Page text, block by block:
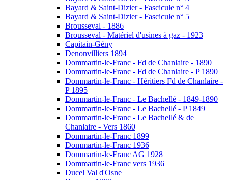
Bayard & Saint-Dizier - Fascicule n° 4
Bayard & Saint-Dizier - Fascicule n° 5
Brousseval - 1886
Brousseval - Matériel d'usines à gaz - 1923
Capitain-Gény
Denonvilliers 1894
Dommartin-le-Franc - Fd de Chanlaire - 1890
Dommartin-le-Franc - Fd de Chanlaire - P 1890
Dommartin-le-Franc - Héritiers Fd de Chanlaire -
P 1895
Dommartin-le-Franc - Le Bachellé - 1849-1890
Dommartin-le-Franc - Le Bachellé - P 1849
Dommartin-le-Franc - Le Bachellé & de
Chanlaire - Vers 1860
Dommartin-le-Franc 1899
Dommartin-le-Franc 1936
Dommartin-le-Franc AG 1928
Dommartin-le-Franc vers 1936
Ducel Val d'Osne